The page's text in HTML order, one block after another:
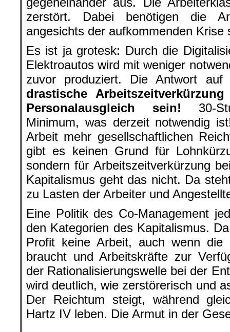
zerstört. Dabei benötigen die
angesichts der aufkommenden Krise
Es ist ja grotesk: Durch die
Elektroautos wird mit weniger
zuvor produziert. Die Antwort auf
drastische
Personalausgleich sein! 30-
Minimum, was derzeit notwendig
Arbeit mehr gesellschaftlichen
gibt es keinen Grund für
sondern für Arbeitszeitverkürzung
Kapitalismus geht das nicht. Da
zu Lasten der Arbeiter und
Eine Politik des Co-Management
den Kategorien des Kapitalismus.
Profit keine Arbeit, auch wenn die
braucht und Arbeitskräfte zur
der Rationalisierungswelle bei der
wird deutlich, wie zerstörerisch und
Der Reichtum steigt, während
Hartz IV leben. Die Armut in der